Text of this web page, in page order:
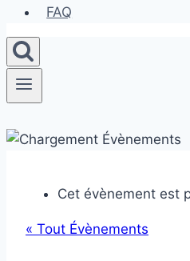
FAQ
Cet évènement est
« Tout Évènements